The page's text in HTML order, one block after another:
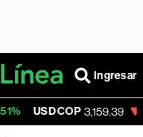
Ingresar
3,159.39 -0.52% Tesla